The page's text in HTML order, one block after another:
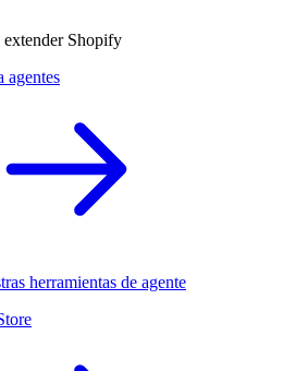
extender Shopify
agentes
herramientas de agente